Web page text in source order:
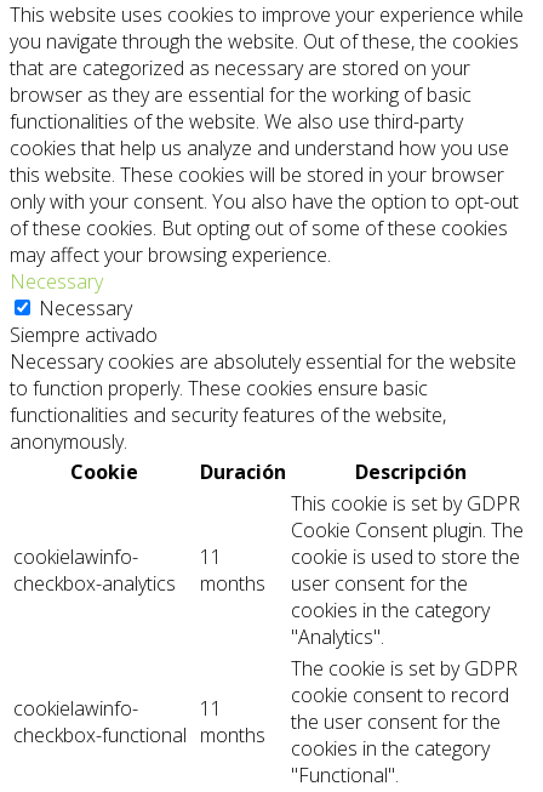
This website uses cookies to improve your experience while
you navigate through the website. Out of these, the cookies
that are categorized as necessary are stored on your
browser as they are essential for the working of basic
functionalities of the website. We also use third-party
cookies that help us analyze and understand how you use
this website. These cookies will be stored in your browser
only with your consent. You also have the option to opt-out
of these cookies. But opting out of some of these cookies
may affect your browsing experience.
Necessary
Necessary
Siempre activado
Necessary cookies are absolutely essential for the website
to function properly. These cookies ensure basic
functionalities and security features of the website,
anonymously.
Cookie
Duración Descripción
cookielawinfo-
checkbox-analytics
11
months
This cookie is set by GDPR
Cookie Consent plugin. The
cookie is used to store the
user consent for the
cookies in the category
"Analytics".
cookielawinfo-
checkbox-functional
11
months
The cookie is set by GDPR
cookie consent to record
the user consent for the
cookies in the category
"Functional".